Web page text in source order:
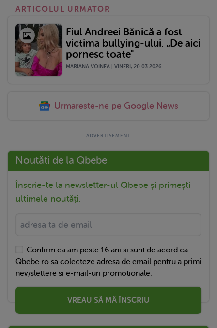
ARTICOLUL URMATOR
Fiul Andreei Bănică a fost
victima bullying-ului. „De aici
pornesc toate"
MARIANA VOINEA | VINERI, 20.03.2026
Urmareste-ne pe Google News
Noutăți de la Qbebe
Înscrie-te la newsletter-ul Qbebe și primești
ultimele noutăți.
Confirm ca am peste 16 ani si sunt de acord ca
Qbebe.ro sa colecteze adresa de email pentru a primi
newslettere si e-mail-uri promotionale.
VREAU SĂ MĂ ÎNSCRIU